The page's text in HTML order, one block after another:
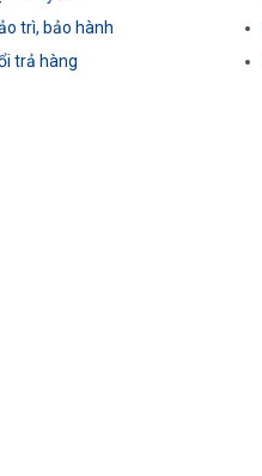
trì, bảo hành
trả hàng